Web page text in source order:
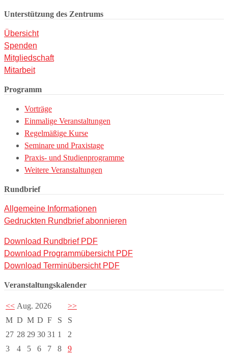
Unterstützung des Zentrums
Übersicht
Spenden
Mitgliedschaft
Mitarbeit
Programm
Vorträge
Einmalige Veranstaltungen
Regelmäßige Kurse
Seminare und Praxistage
Praxis- und Studienprogramme
Weitere Veranstaltungen
Rundbrief
Allgemeine Informationen
Gedruckten Rundbrief abonnieren
Download Rundbrief PDF
Download Programmübersicht PDF
Download Terminübersicht PDF
Veranstaltungskalender
<< Aug. 2026
>>
M D M D F S
S
27 28 29 30 31 1
2
3
4 5 6 7 8 9